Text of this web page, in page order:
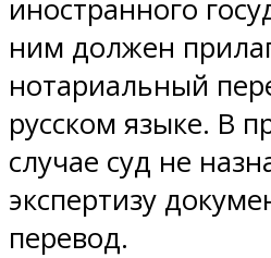
иностранного
ним должен
нотариальный
русском языке. В
случае суд не
экспертизу
перевод.